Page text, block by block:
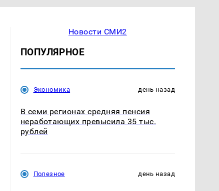
Новости СМИ2
ПОПУЛЯРНОЕ
Экономика день назад
В семи регионах средняя пенсия
неработающих превысила 35 тыс.
рублей
Полезное день назад